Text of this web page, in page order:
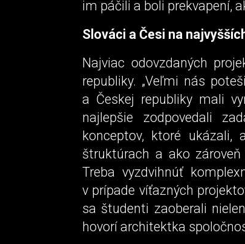
im páčili a boli prekvapení,
Slováci a Česi na
Najviac odovzdaných
republiky. „Veľmi nás
a Českej republiky mali
najlepšie zodpovedali
konceptov, ktoré
štruktúrach a ako
Treba vyzdvihnúť
v prípade víťazných
sa študenti zaoberali
hovorí architektka